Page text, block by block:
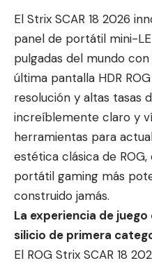
El Strix SCAR 18 2026
panel de portátil mini-
pulgadas del mundo con
última pantalla HDR
resolución y altas tasas
increíblemente claro y
herramientas para
estética clásica de ROG,
portátil gaming más
construido jamás.
La experiencia de
silicio de primera
El ROG Strix SCAR 18